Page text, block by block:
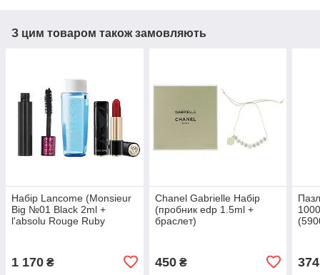
З цим товаром також замовляють
Набір Lancome (Monsieur
Big №01 Black 2ml +
l'absolu Rouge Ruby
1 170 ₴
Chanel Gabrielle Набір
(пробник edp 1.5ml +
браслет)
450₴ 374